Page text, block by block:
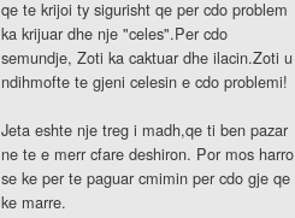
qe te krijoi ty sigurisht qe per cdo problem
ka krijuar dhe nje "celes".Per cdo
semundje, Zoti ka caktuar dhe ilacin.Zoti u
ndihmofte te gjeni celesin e cdo problemi!
Jeta eshte nje treg i madh,qe ti ben pazar
ne te e merr cfare deshiron. Por mos harro
se ke per te paguar cmimin per cdo gje qe
ke marre.